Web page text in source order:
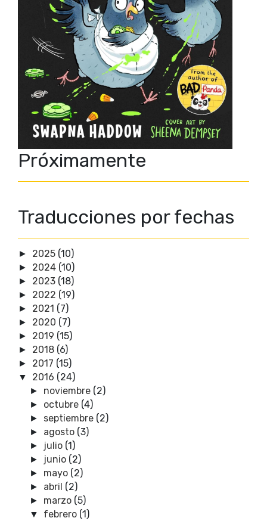
Próximamente
Traducciones por fechas
► 2025 (10)
► 2024 (10)
► 2023 (18)
► 2022 (19)
► 2021 (7)
► 2020 (7)
► 2019 (15)
► 2018 (6)
► 2017 (15)
▼ 2016 (24)
► noviembre (2)
► octubre (4)
► septiembre (2)
► agosto (3)
► julio (1)
► junio (2)
► mayo (2)
► abril (2)
► marzo (5)
▼ febrero (1)